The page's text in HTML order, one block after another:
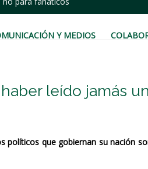
Y MEDIOS
leído jamás
políticos que gobiernan su nación